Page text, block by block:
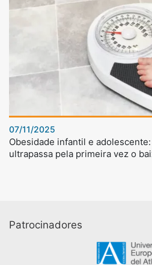
07/11/2025
Obesidade infantil e
ultrapassa pela primeira vez o
Patrocinadores